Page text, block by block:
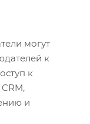
могут
к
к
и